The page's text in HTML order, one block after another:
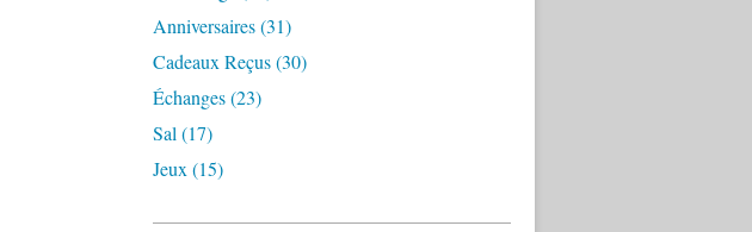
Anniversaires(31)
Cadeaux Reçus(30)
Échanges(23)
Sal (17)
Jeux (15)